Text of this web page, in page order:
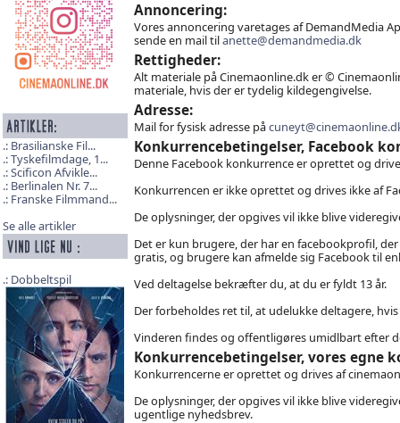
Brasilianske Fil...
Tyskefilmdage, 1...
Scificon Afvikle...
Berlinalen Nr. 7...
Franske Filmmand...
Se alle artikler
Dobbeltspil
Annoncering:
Vores annoncering varetages af DemandMedia
sende en mail tilanette@demandmedia.dk
Rettigheder:
Alt materiale på Cinemaonline.dk er ©
materiale, hvis der er tydelig kildegengivelse.
Adresse:
Mail for fysisk adresse på
Konkurrencebetingelser, Facebook
Denne Facebook konkurrence er oprettet og
Konkurrencen er ikke oprettet og drives ikke af
De oplysninger, der opgives vil ikke blive
Det er kun brugere, der har en facebookprofil,
gratis, og brugere kan afmelde sig Facebook til
Ved deltagelse bekræfter du, at du er fyldt 13 år.
Der forbeholdes ret til, at udelukke deltagere,
Vinderen findes og offentligøres umidlbart efter
Konkurrencebetingelser, vores egne
Konkurrencerne er oprettet og drives af
De oplysninger, der opgives vil ikke blive
ugentlige nyhedsbrev.